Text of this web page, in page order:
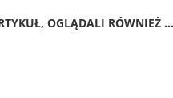
OGLĄDALI RÓWNIEŻ ...